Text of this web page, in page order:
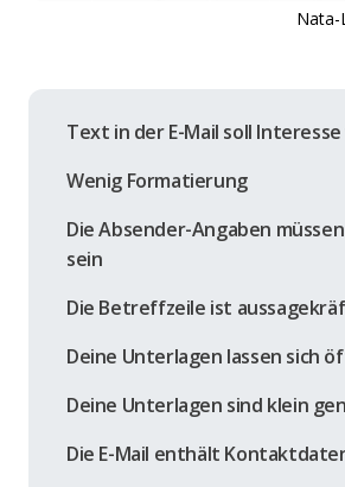
Nata-
Text in der E-Mail soll
Wenig Formatierung
Die Absender-Angaben
sein
Die Betreffzeile ist
Deine Unterlagen lassen sich
Deine Unterlagen sind klein
Die E-Mail enthält